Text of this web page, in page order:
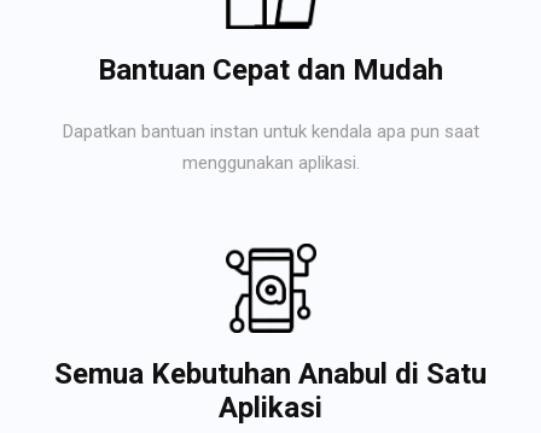
Bantuan Cepat dan Mudah
Dapatkan bantuan instan untuk kendala apa pun saat
menggunakan aplikasi.
Semua Kebutuhan Anabul di Satu
Aplikasi